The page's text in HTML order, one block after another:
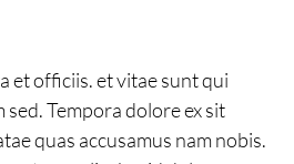
et officiis. et vitae sunt qui
sed. Tempora dolore ex sit
quas accusamus nam nobis.